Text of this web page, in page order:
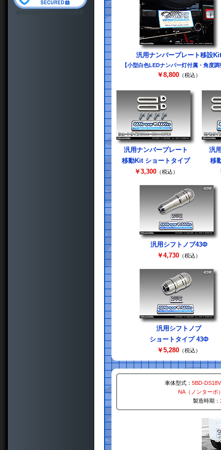
汎用ナンバープレート移設Kit
【小型白色LEDナンバー灯付属・角度調
￥8,800 （税込）
汎用ナンバープレート
移動Kit ショートタイプ
￥3,300（税込）
汎
移
汎用シフトノブ43Φ
￥4,730 （税込）
汎用シフトノブ
ショートタイプ 43Φ
￥5,280 （税込）
車体型式： 5BD-DS18V
NA（ノンターボ
製造時期：